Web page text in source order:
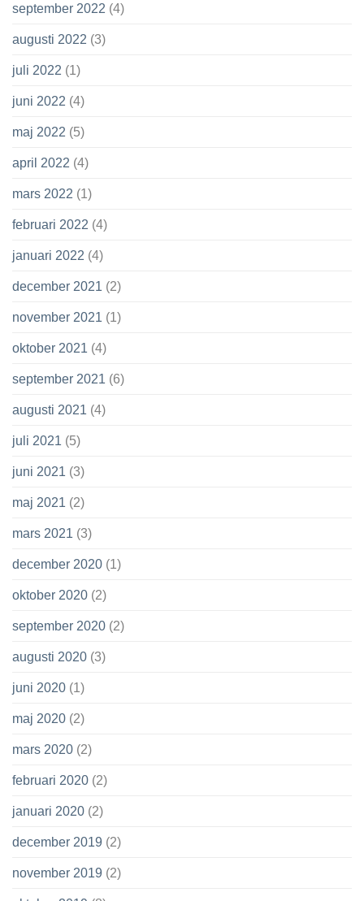
september 2022 (4)
augusti 2022 (3)
juli 2022 (1)
juni 2022 (4)
maj 2022 (5)
april 2022 (4)
mars 2022 (1)
februari 2022 (4)
januari 2022 (4)
december 2021 (2)
november 2021 (1)
oktober 2021 (4)
september 2021 (6)
augusti 2021 (4)
juli 2021 (5)
juni 2021 (3)
maj 2021 (2)
mars 2021 (3)
december 2020 (1)
oktober 2020 (2)
september 2020 (2)
augusti 2020 (3)
juni 2020 (1)
maj 2020 (2)
mars 2020 (2)
februari 2020 (2)
januari 2020 (2)
december 2019 (2)
november 2019 (2)